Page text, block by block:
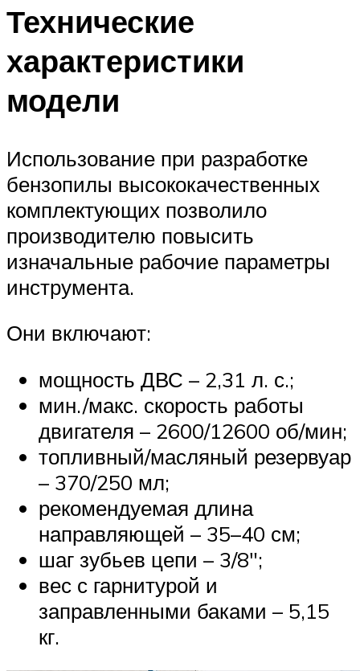
Технические
характеристики
модели
Использование при разработке
бензопилы высококачественных
комплектующих позволило
производителю повысить
изначальные рабочие параметры
инструмента.
Они включают:
мощность ДВС – 2,31 л. с.;
мин./макс. скорость работы
двигателя – 2600/12600 об/мин;
топливный/масляный резервуар
– 370/250 мл;
рекомендуемая длина
направляющей – 35–40 см;
шаг зубьев цепи – 3/8″;
вес с гарнитурой и
заправленными баками – 5,15
кг.